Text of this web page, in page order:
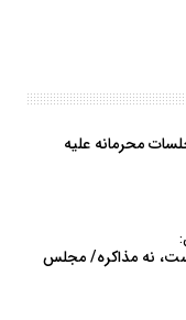
محرمانه علیه
است، نه مذاکره/ مجلس